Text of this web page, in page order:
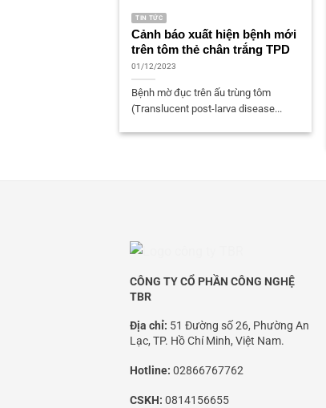
TIN TỨC
Cảnh báo xuất hiện bệnh mới
trên tôm thẻ chân trắng TPD
01/12/2023
Bệnh mờ đục trên ấu trùng tôm
(Translucent post-larva disease...
CÔNG TY CỔ PHẦN CÔNG NGHỆ
TBR
Địa chỉ: 51 Đường số 26, Phường An
Lạc, TP. Hồ Chí Minh, Việt Nam.
Hotline: 02866767762
CSKH: 0814156655